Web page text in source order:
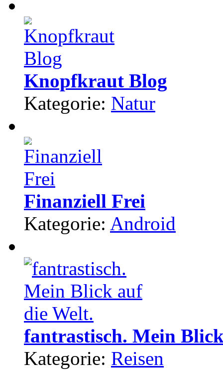
Knopfkraut Blog
Kategorie: Natur
Finanziell Frei
Kategorie: Android
fantrastisch. Mein
Kategorie: Reisen